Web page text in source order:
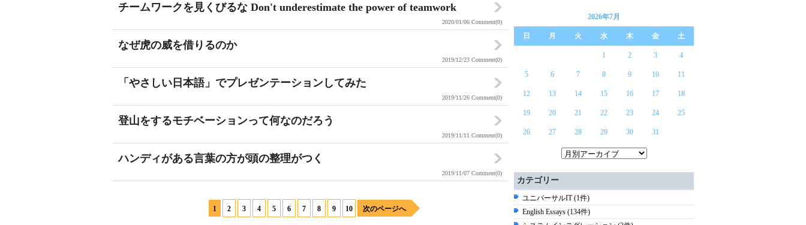
チームワークを見くびるな Don't underestimate the power of teamwork
2020/01/06 Comment(0)
なぜ虎の威を借りるのか
2019/12/23 Comment(0)
「やさしい日本語」でプレゼンテーションしてみた
2019/11/26 Comment(0)
登山をするモチベーションって何なのだろう
2019/11/11 Comment(0)
ハンディがある言葉の方が頭の整理がつく
2019/11/07 Comment(0)
1 2 3 4 5 6 7 8 9 10 次のページへ
2026年7月
日 月 火 水 木 金 土
1 2 3 4
5 6 7 8 9 10 11
12 13 14 15 16 17 18
19 20 21 22 23 24 25
26 27 28 29 30 31
カテゴリー
ユニバーサルIT (1件)
English Essays (134件)